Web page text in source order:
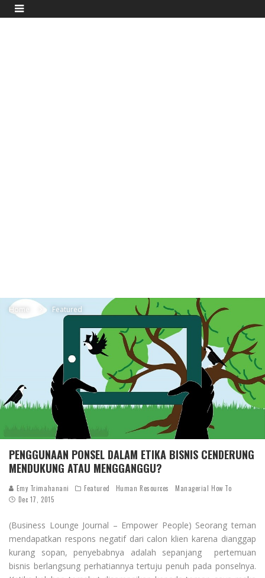
Home Featured
PENGGUNAAN PONSEL DALAM ETIKA BISNIS CENDERUNG
MENDUKUNG ATAU MENGGANGGU?
Emy Trimahanani Featured Human Resources
Managerial How To
Dec 17, 2015
(Business Lounge Journal – Empower People) Seorang teman
mendapatkan respons negatif dari calon klien karena dianggap
kurang sopan, penyebabnya adalah sepanjang pertemuan
bisnis berlangsung perhatiannya tertuju penuh pada ponselnya.